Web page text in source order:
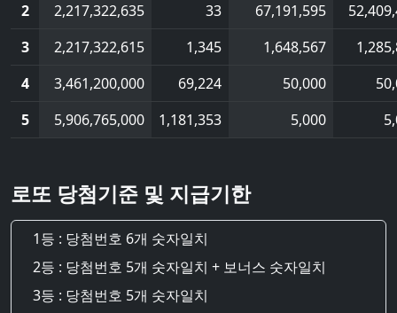
2
2,217,322,635 33 67,191,595
3
2,217,322,615 1,345 1,648,567
4
3,461,200,000 69,224 50,000
5
5,906,765,000 1,181,353 5,000
로또 당첨기준 및 지급기한
1등 : 당첨번호 6개 숫자일치
2등 : 당첨번호 5개 숫자일치 + 보너스 숫자일치
3등 : 당첨번호 5개 숫자일치